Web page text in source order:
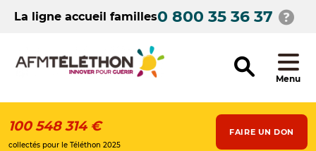
contenuLa ligne accueil familles0 800 35 36 37
Menu
100 548 314 €
collectés pour le Téléthon 2025
FAIRE UN DON